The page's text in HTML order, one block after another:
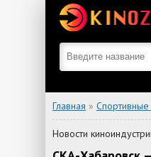
Главная » Спортивные
Новости